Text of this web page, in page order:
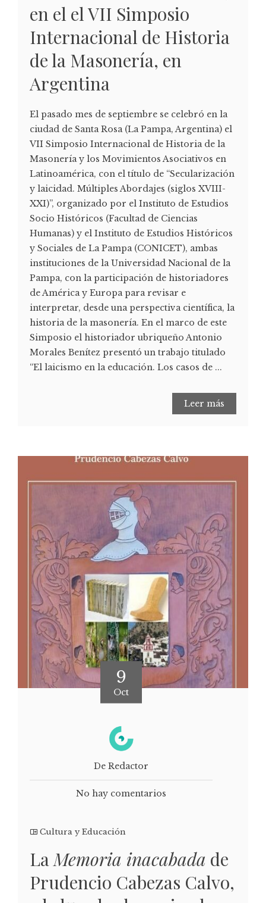
en el el VII Simposio
Internacional de Historia
de la Masonería, en
Argentina
El pasado mes de septiembre se celebró en la
ciudad de Santa Rosa (La Pampa, Argentina) el
VII Simposio Internacional de Historia de la
Masonería y los Movimientos Asociativos en
Latinoamérica, con el título de “Secularización
y laicidad. Múltiples Abordajes (siglos XVIII-
XXI)”, organizado por el Instituto de Estudios
Socio Históricos (Facultad de Ciencias
Humanas) y el Instituto de Estudios Históricos
y Sociales de La Pampa (CONICET), ambas
instituciones de la Universidad Nacional de la
Pampa, con la participación de historiadores
de América y Europa para revisar e
interpretar, desde una perspectiva científica, la
historia de la masonería. En el marco de este
Simposio el historiador ubriqueño Antonio
Morales Benítez presentó un trabajo titulado
“El laicismo en la educación. Los casos de ...
Leer más
9
Oct
De Redactor
No hay comentarios
Cultura y Educación
LaMemoria inacabada de
Prudencio Cabezas Calvo,